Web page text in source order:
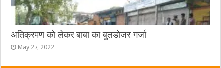
अतिक्रमण को लेकर बाबा का बुलडोजर गर्जा
May 27, 2022